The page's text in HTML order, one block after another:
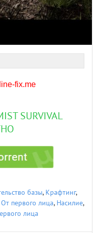
fix.me
SURVIVAL
базы, Крафтинг,
От первого лица, Насилие,
лица